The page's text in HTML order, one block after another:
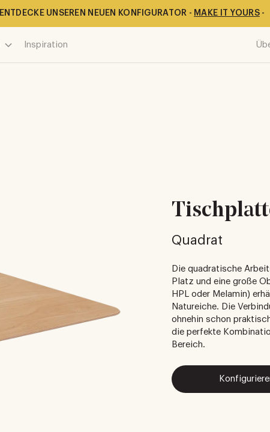
ENTDECKE UNSEREN NEUEN KONFIGURATOR - MAKE IT YOURS-
Inspiration
Quadrat
Die quadratische
Platz und eine große
HPL oder Melamin)
Natureiche. Die
ohnehin schon
die perfekte
Bereich.